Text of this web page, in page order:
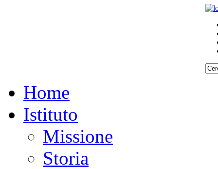
Home
Istituto
Missione
Storia